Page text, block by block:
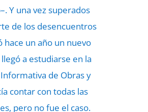
Y una vez superados
de los desencuentros
hace un año un nuevo
a estudiarse en la
de Obras y
contar con todas las
pero no fue el caso.